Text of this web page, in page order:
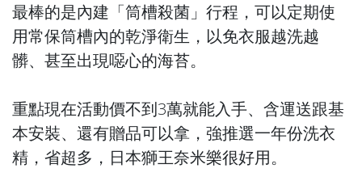
最棒的是內建「筒槽殺菌」行程，可以定期使
用常保筒槽內的乾淨衛生，以免衣服越洗越
髒、甚至出現噁心的海苔。
重點現在活動價不到3萬就能入手、含運送跟基
本安裝、還有贈品可以拿，強推選一年份洗衣
精，省超多，日本獅王奈米樂很好用。